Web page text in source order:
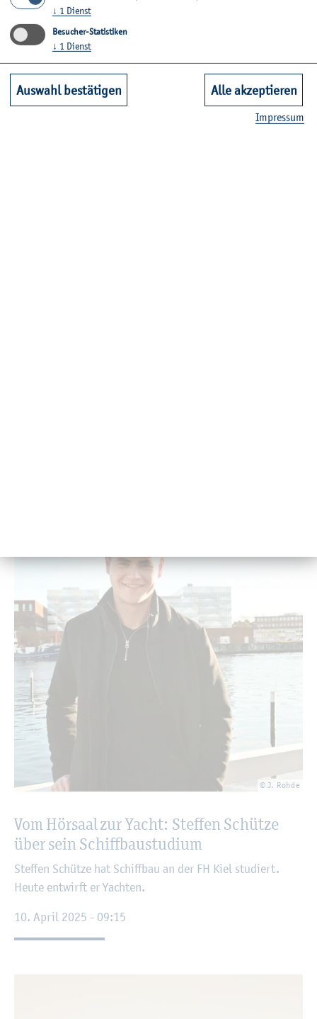
© J. Rohde
Vom Hör­saal zur Yacht: Stef­fen Schüt­ze
über sein Schiff­bau­stu­di­um
Stef­fen Schüt­ze hat Schiff­bau an der FH Kiel stu­diert.
Heute ent­wirft er Yach­ten.
10. April 2025 - 09:15
↓ 1 Dienst
Besucher-Statistiken
↓ 1 Dienst
Auswahl bestätigen Alle akzeptieren
Im­pres­sum